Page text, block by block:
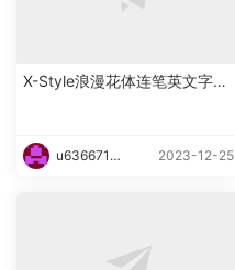
X-Style浪漫花体连笔英文字体
u6366719
2023-12-25